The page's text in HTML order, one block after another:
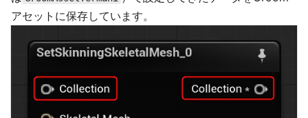
アセットに保存しています。